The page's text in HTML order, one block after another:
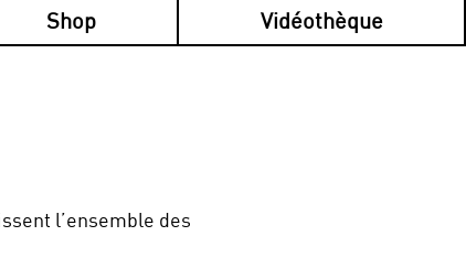
Shop Vidéothèque
l’ensemble des